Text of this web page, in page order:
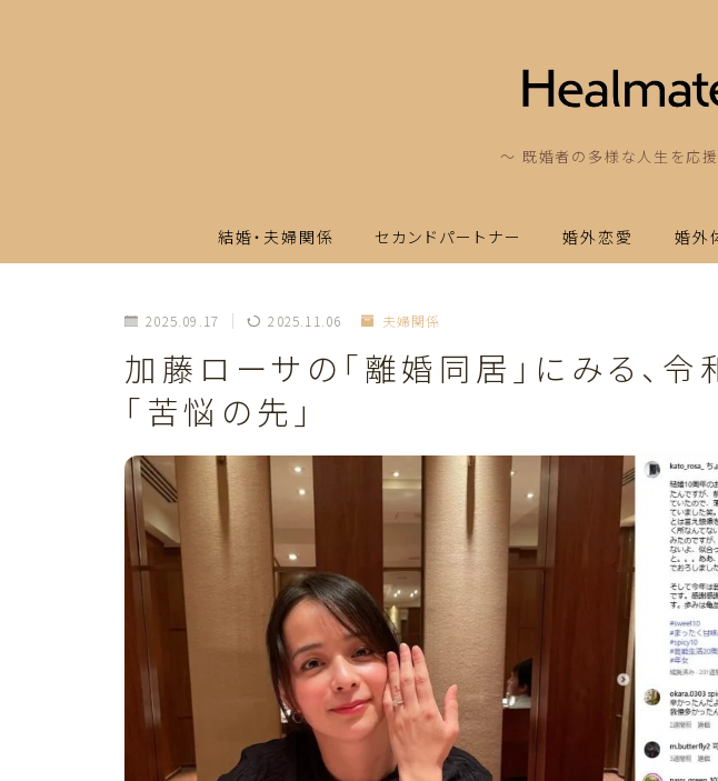
～ 既婚者の多様な人生を応援
結婚・夫婦関係 セカンドパートナー 婚外恋愛 婚外
2025.09.17 2025.11.06 夫婦関係
加藤ローサの「離婚同居」にみる、令
「苦悩の先」